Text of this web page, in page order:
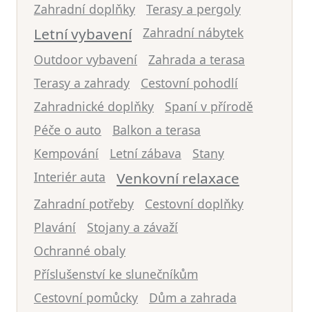
Zahradní doplňky
Terasy a pergoly
Letní vybavení
Zahradní nábytek
Outdoor vybavení
Zahrada a terasa
Terasy a zahrady
Cestovní pohodlí
Zahradnické doplňky
Spaní v přírodě
Péče o auto
Balkon a terasa
Kempování
Letní zábava
Stany
Interiér auta
Venkovní relaxace
Zahradní potřeby
Cestovní doplňky
Plavání
Stojany a závaží
Ochranné obaly
Příslušenství ke slunečníkům
Cestovní pomůcky
Dům a zahrada